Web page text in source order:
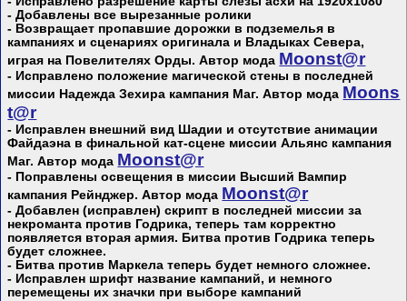
- Добавлены все вырезанные ролики
- Возвращает пропавшие дорожки в подземелья в
кампаниях и сценариях оригинала и Владыках Севера,
играя на Повелителях Орды. Автор мода Mооnst@r
- Исправлено положение магической стены в последней
миссии Надежда Зехира кампания Маг. Автор мода Mооns
t@r
- Исправлен внешний вид Шадии и отсутствие анимации
Файдаэна в финальной кат-сцене миссии Альянс кампания
Маг. Автор мода Mооnst@r
- Поправлены освещения в миссии Высший Вампир
кампания Рейнджер. Автор мода Mооnst@r
- Добавлен (исправлен) скрипт в последней миссии за
некроманта против Годрика, теперь там корректно
появляется вторая армия. Битва против Годрика теперь
будет сложнее.
- Битва против Маркела теперь будет немного сложнее.
- Исправлен шрифт название кампаний, и немного
перемещены их значки при выборе кампаний